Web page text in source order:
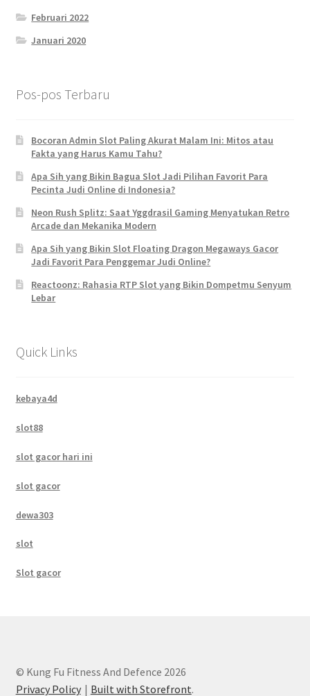
Februari 2022
Januari 2020
Pos-pos Terbaru
Bocoran Admin Slot Paling Akurat Malam Ini: Mitos atau
Fakta yang Harus Kamu Tahu?
Apa Sih yang Bikin Bagua Slot Jadi Pilihan Favorit Para
Pecinta Judi Online di Indonesia?
Neon Rush Splitz: Saat Yggdrasil Gaming Menyatukan Retro
Arcade dan Mekanika Modern
Apa Sih yang Bikin Slot Floating Dragon Megaways Gacor
Jadi Favorit Para Penggemar Judi Online?
Reactoonz: Rahasia RTP Slot yang Bikin Dompetmu Senyum
Lebar
Quick Links
kebaya4d
slot88
slot gacor hari ini
slot gacor
dewa303
slot
Slot gacor
© Kung Fu Fitness And Defence 2026
Privacy Policy
Built with Storefront.